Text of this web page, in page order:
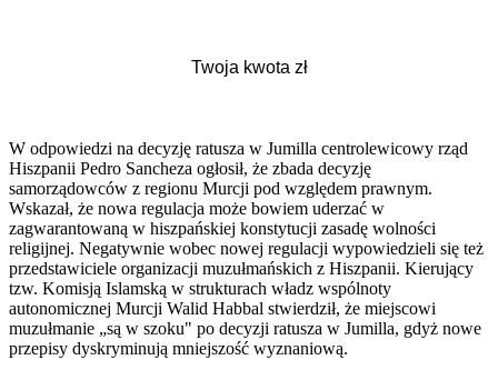
W odpowiedzi na decyzję ratusza w Jumilla centrolewicowy rząd
Hiszpanii Pedro Sancheza ogłosił, że zbada decyzję
samorządowców z regionu Murcji pod względem prawnym.
Wskazał, że nowa regulacja może bowiem uderzać w
zagwarantowaną w hiszpańskiej konstytucji zasadę wolności
religijnej. Negatywnie wobec nowej regulacji wypowiedzieli się też
przedstawiciele organizacji muzułmańskich z Hiszpanii. Kierujący
tzw. Komisją Islamską w strukturach władz wspólnoty
autonomicznej Murcji Walid Habbal stwierdził, że miejscowi
muzułmanie „są w szoku" po decyzji ratusza w Jumilla, gdyż nowe
przepisy dyskryminują mniejszość wyznaniową.